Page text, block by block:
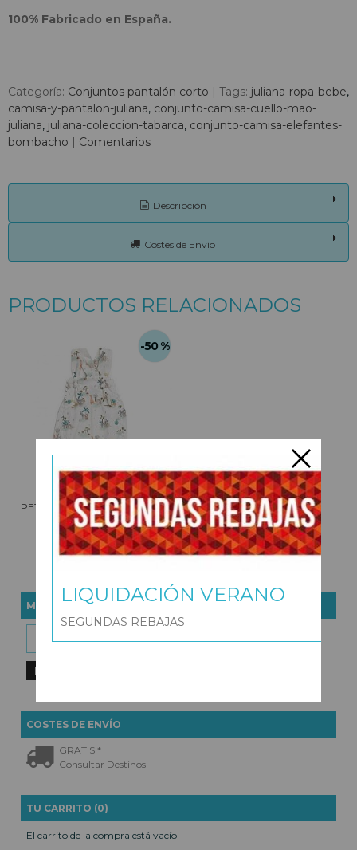
MARCAS
COSTES DE ENVÍO
GRATIS *
Consultar Destinos
TU CARRITO (0)
El carrito de la compra está vacío
100% Fabricado en España.
Categoría: Conjuntos pantalón corto Tags: juliana-ropa-bebe
camisa-y-pantalon-juliana conjunto-camisa-cuello-mao-
juliana juliana-coleccion-tabarca conjunto-camisa-elefantes-
bombacho
Comentarios
Descripción
Costes de Envío
PRODUCTOS RELACIONADOS
-50 %
PETO TIRANTES TELA SAFARI
NUDOS
17,98 €35,95 €
LIQUIDACIÓN VERANO
SEGUNDAS REBAJAS